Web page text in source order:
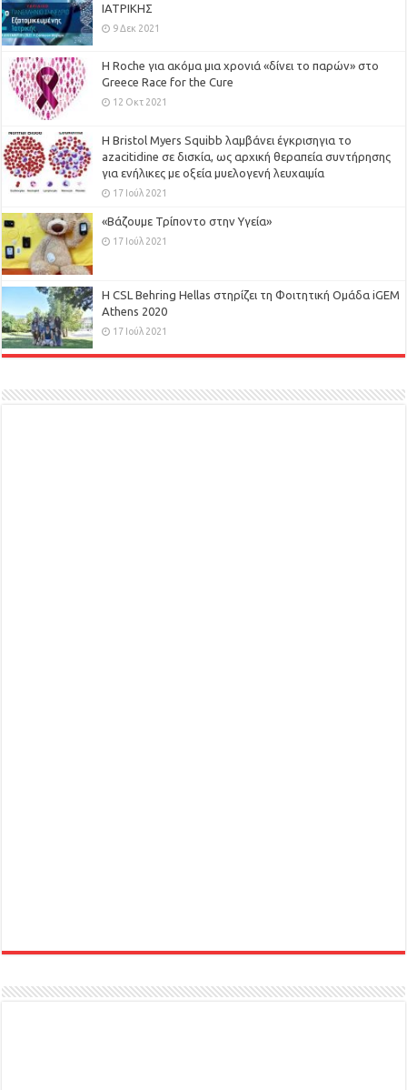
ΙΑΤΡΙΚΗΣ
9 Δεκ 2021
H Roche για ακόμα μια χρονιά «δίνει το παρών» στο
Greece Race for the Cure
12 Οκτ 2021
Η Bristol Myers Squibb λαμβάνει έγκρισηγια το
azacitidine σε δισκία, ως αρχική θεραπεία συντήρησης
για ενήλικες με οξεία μυελογενή λευχαιμία
17 Ιούλ 2021
«Βάζουμε Τρίποντο στην Υγεία»
17 Ιούλ 2021
H CSL Behring Hellas στηρίζει τη Φοιτητική Ομάδα iGEM
Athens 2020
17 Ιούλ 2021